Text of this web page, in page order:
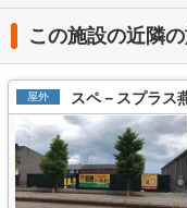
は使用料や事務手数料がお
LIFULLトランクルームのメ
後記 「ハローバイクガレージ北上野」は駅から近くて万全なセキュリティ
場企業でもあるエリアリン
にはじめた駐車場タイプの
ていなかったとのことだが
台分ほどスペースを管理し
ある「ハローバイクガレー
ので、愛車を守りたい近隣
思った。
クスプレス線が通る足立区
おります。主にアメリカン
ーツタイプなど高級車又は大型
や安全面について教えてください。 「ハローバイクボッ
ート2」はBOXシェローを
グと違って雨風を防ぐこと
各バイクボックスにバイク
する必要がありません。セ
をつけており、安心してバ
内には外灯照明も完備して
環境です。 費用や契約について教えてください。 月額11,300円（税込）の
価格でバイクボックスをご
に利用されています。 今
ランクハウス24東中野」
介します。 トランクハウス24東中野の特徴を教えてください。 2018年12
月にオープンした「トラン
トランクルームで、部屋の
きいサイズまで展開してい
調も最新設備を整えている
や機材・備品など法人利用ま
んな方がご利用されているのでしょうか？ お客
お住いの方がほとんどです
にあることが多いのですが
面しているため地域に密着
この施設の近隣
屋外 スペ－スプラス